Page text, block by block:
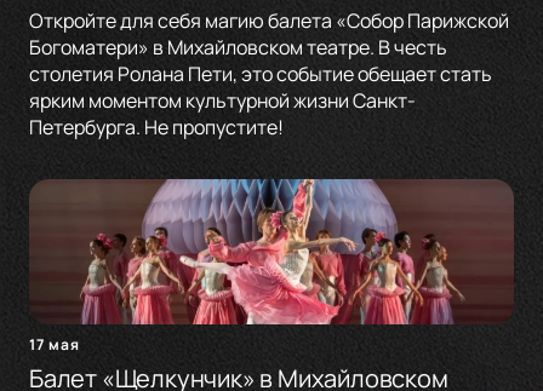
Откройте для себя магию балета «Собор Парижской
Богоматери» в Михайловском театре. В честь
столетия Ролана Пети, это событие обещает стать
ярким моментом культурной жизни Санкт-
Петербурга. Не пропустите!
17 мая
Балет «Щелкунчик» в Михайловском